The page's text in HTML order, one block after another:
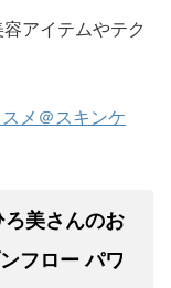
アイテムやテク
メ＠スキンケ
ろ美さんのお
フロー パワ